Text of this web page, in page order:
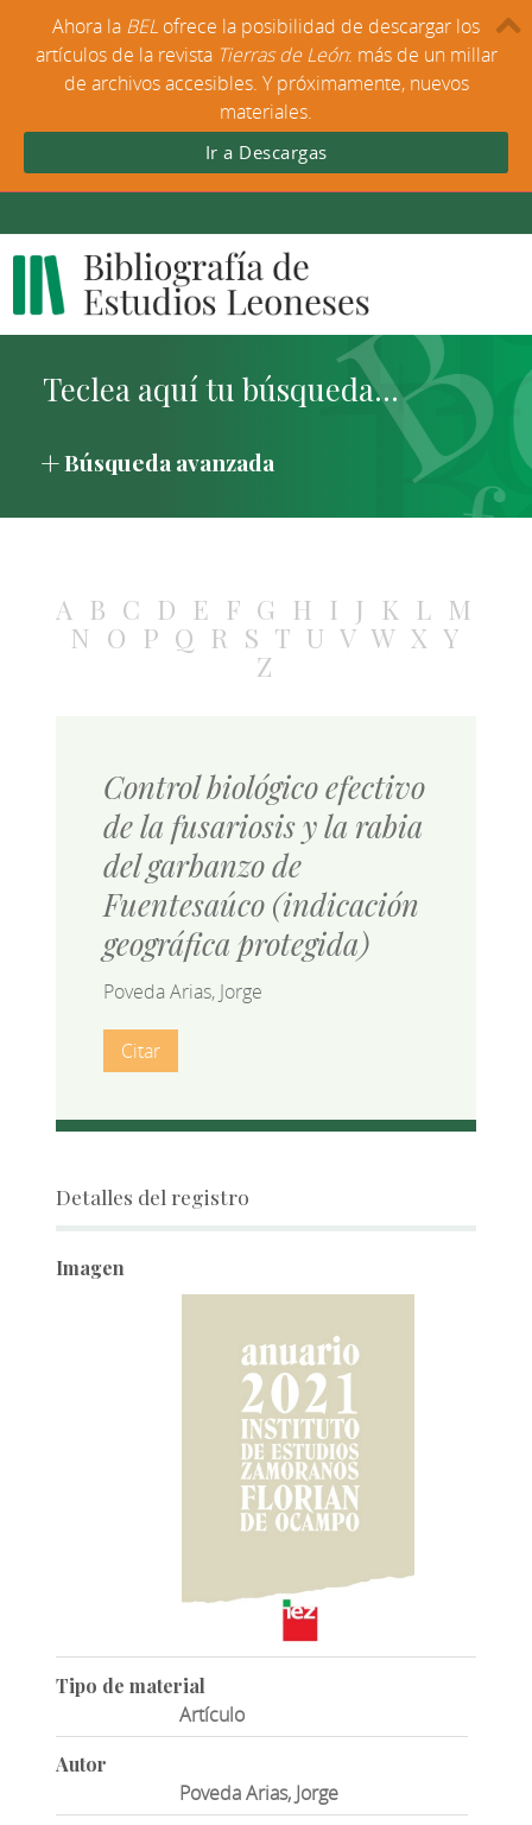
Búsqueda avanzada
A B C D E F G H I J K L M
N O P Q R S T U V W X Y
Z
Control biológico efectivo
de la fusariosis y la rabia
del garbanzo de
Fuentesaúco (indicación
geográfica protegida)
Poveda Arias, Jorge
Citar
Detalles del registro
Imagen
Tipo de material
Artículo
Autor
Poveda Arias, Jorge
Ahora la BEL ofrece la posibilidad de descargar los
artículos de la revista Tierras de León: más de un millar
de archivos accesibles. Y próximamente, nuevos
materiales.
Ir a Descargas